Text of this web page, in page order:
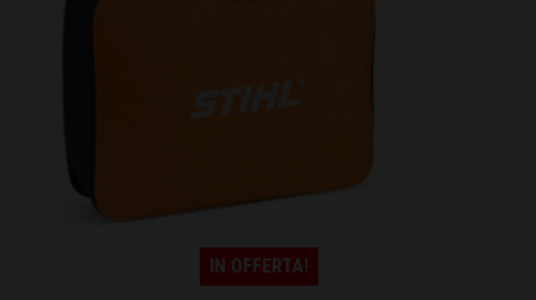
IN OFFERTA!